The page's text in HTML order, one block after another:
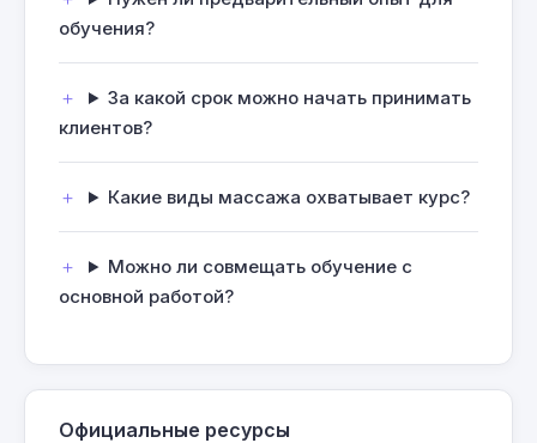
обучения?
За какой срок можно начать принимать
клиентов?
Какие виды массажа охватывает курс?
Можно ли совмещать обучение с
основной работой?
Официальные ресурсы